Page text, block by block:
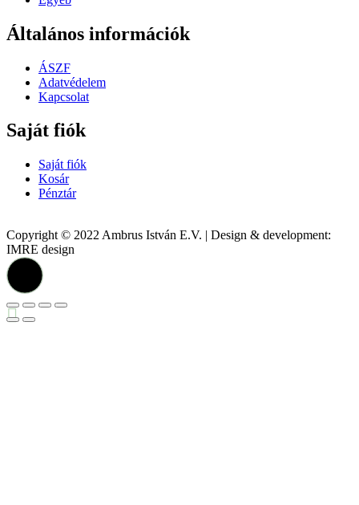
Általános információk
ÁSZF
Adatvédelem
Kapcsolat
Saját fiók
Saját fiók
Kosár
Pénztár
Copyright © 2022 Ambrus István E.V. | Design & development:
IMRE design